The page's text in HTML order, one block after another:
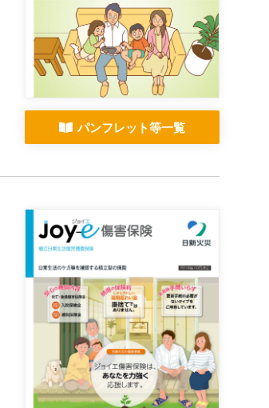
パンフレット等一覧